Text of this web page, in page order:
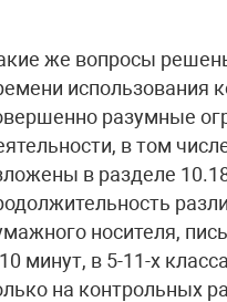
же вопросы
использования
разумные
в том
в разделе
носителя,
минут, в 5-11-х
на контрольных